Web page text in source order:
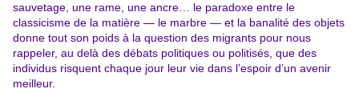
sauvetage, une rame, une ancre… le paradoxe entre le
classicisme de la matière — le marbre — et la banalité des objets
donne tout son poids à la question des migrants pour nous
rappeler, au delà des débats politiques ou politisés, que des
individus risquent chaque jour leur vie dans l’espoir d’un avenir
meilleur.